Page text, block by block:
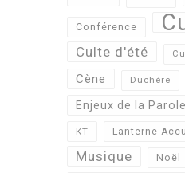
Conférence
Culte d'été
Cène Duchère
Enjeux de la Parole
KT Lanterne
Musique Noël